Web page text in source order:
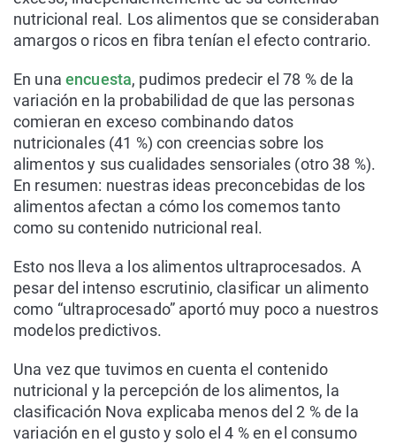
nutricional real. Los alimentos que se consideraban
amargos o ricos en fibra tenían el efecto contrario.
En una encuesta, pudimos predecir el 78 % de la
variación en la probabilidad de que las personas
comieran en exceso combinando datos
nutricionales (41 %) con creencias sobre los
alimentos y sus cualidades sensoriales (otro 38 %).
En resumen: nuestras ideas preconcebidas de los
alimentos afectan a cómo los comemos tanto
como su contenido nutricional real.
Esto nos lleva a los alimentos ultraprocesados. A
pesar del intenso escrutinio, clasificar un alimento
como “ultraprocesado” aportó muy poco a nuestros
modelos predictivos.
Una vez que tuvimos en cuenta el contenido
nutricional y la percepción de los alimentos, la
clasificación Nova explicaba menos del 2 % de la
variación en el gusto y solo el 4 % en el consumo